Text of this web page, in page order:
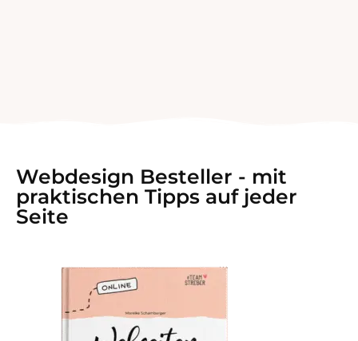
Webdesign Besteller - mit
praktischen Tipps auf jeder
Seite